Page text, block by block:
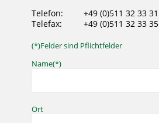
Telefon:
+49 (0)511 32 33 31
Telefax:
+49 (0)511 32 33 35
(*)Felder sind Pflichtfelder
Name(*)
Ort